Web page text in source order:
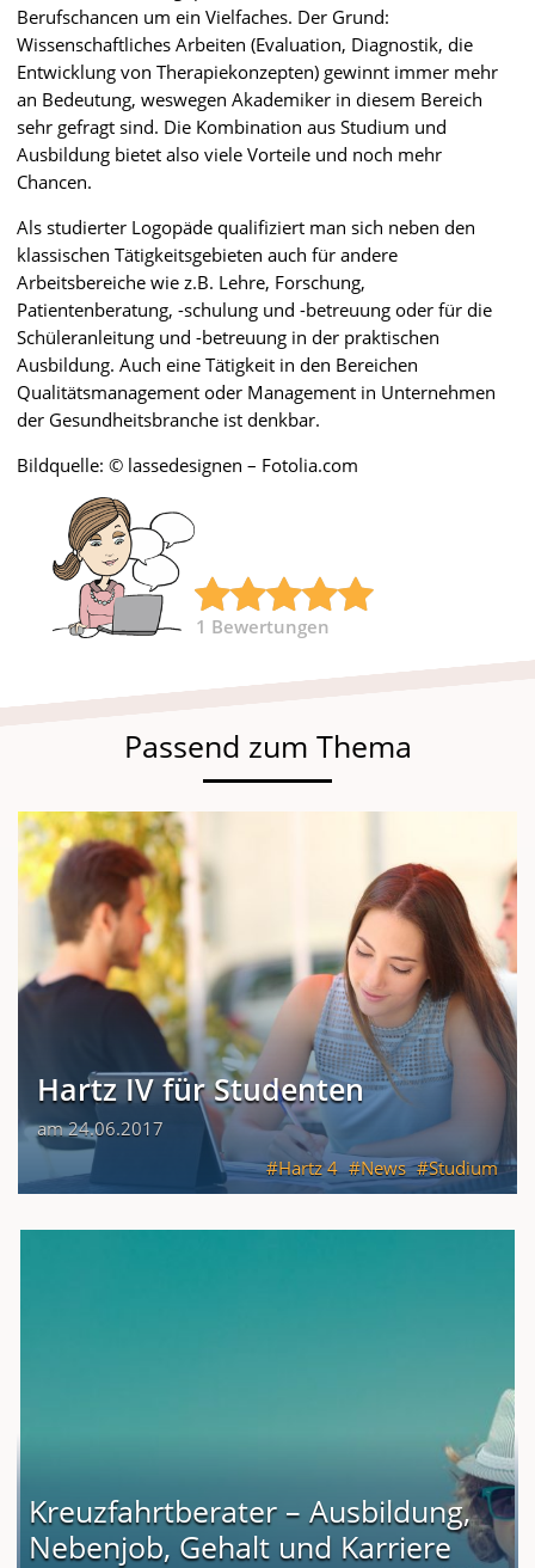
Berufschancen um ein Vielfaches. Der Grund:
Wissenschaftliches Arbeiten (Evaluation, Diagnostik, die
Entwicklung von Therapiekonzepten) gewinnt immer mehr
an Bedeutung, weswegen Akademiker in diesem Bereich
sehr gefragt sind. Die Kombination aus Studium und
Ausbildung bietet also viele Vorteile und noch mehr
Chancen.
Als studierter Logopäde qualifiziert man sich neben den
klassischen Tätigkeitsgebieten auch für andere
Arbeitsbereiche wie z.B. Lehre, Forschung,
Patientenberatung, -schulung und -betreuung oder für die
Schüleranleitung und -betreuung in der praktischen
Ausbildung. Auch eine Tätigkeit in den Bereichen
Qualitätsmanagement oder Management in Unternehmen
der Gesundheitsbranche ist denkbar.
Bildquelle: © lassedesignen – Fotolia.com
1 Bewertungen
Passend zum Thema
Hartz IV für Studenten
am 24.06.2017
Hartz 4
News Studium
Kreuzfahrtberater – Ausbildung,
Nebenjob, Gehalt und Karriere